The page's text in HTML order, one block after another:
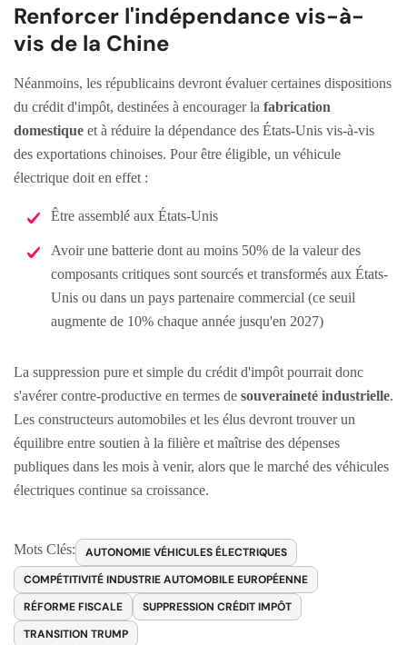
Renforcer l'indépendance vis-à-
vis de la Chine
Néanmoins, les républicains devront évaluer certaines dispositions
du crédit d'impôt, destinées à encourager la fabrication
domestique et à réduire la dépendance des États-Unis vis-à-vis
des exportations chinoises. Pour être éligible, un véhicule
électrique doit en effet :
Être assemblé aux États-Unis
Avoir une batterie dont au moins 50% de la valeur des
composants critiques sont sourcés et transformés aux États-
Unis ou dans un pays partenaire commercial (ce seuil
augmente de 10% chaque année jusqu'en 2027)
La suppression pure et simple du crédit d'impôt pourrait donc
s'avérer contre-productive en termes de souveraineté industrielle.
Les constructeurs automobiles et les élus devront trouver un
équilibre entre soutien à la filière et maîtrise des dépenses
publiques dans les mois à venir, alors que le marché des véhicules
électriques continue sa croissance.
Mots Clés:
AUTONOMIE VÉHICULES ÉLECTRIQUES
COMPÉTITIVITÉ INDUSTRIE AUTOMOBILE EUROPÉENNE
RÉFORME FISCALE
SUPPRESSION CRÉDIT IMPÔT
TRANSITION TRUMP